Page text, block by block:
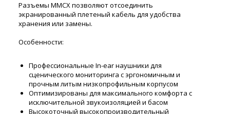
Разъемы MMCX позволяют отсоединить
экранированный плетеный кабель для удобства
хранения или замены.
Особенности:
Профессиональные In-ear наушники для
сценического мониторинга с эргономичным и
прочным литым низкопрофильным корпусом
Оптимизированы для максимального комфорта с
исключительной звукоизоляцией и басом
Высокоточный высокопроизводительный